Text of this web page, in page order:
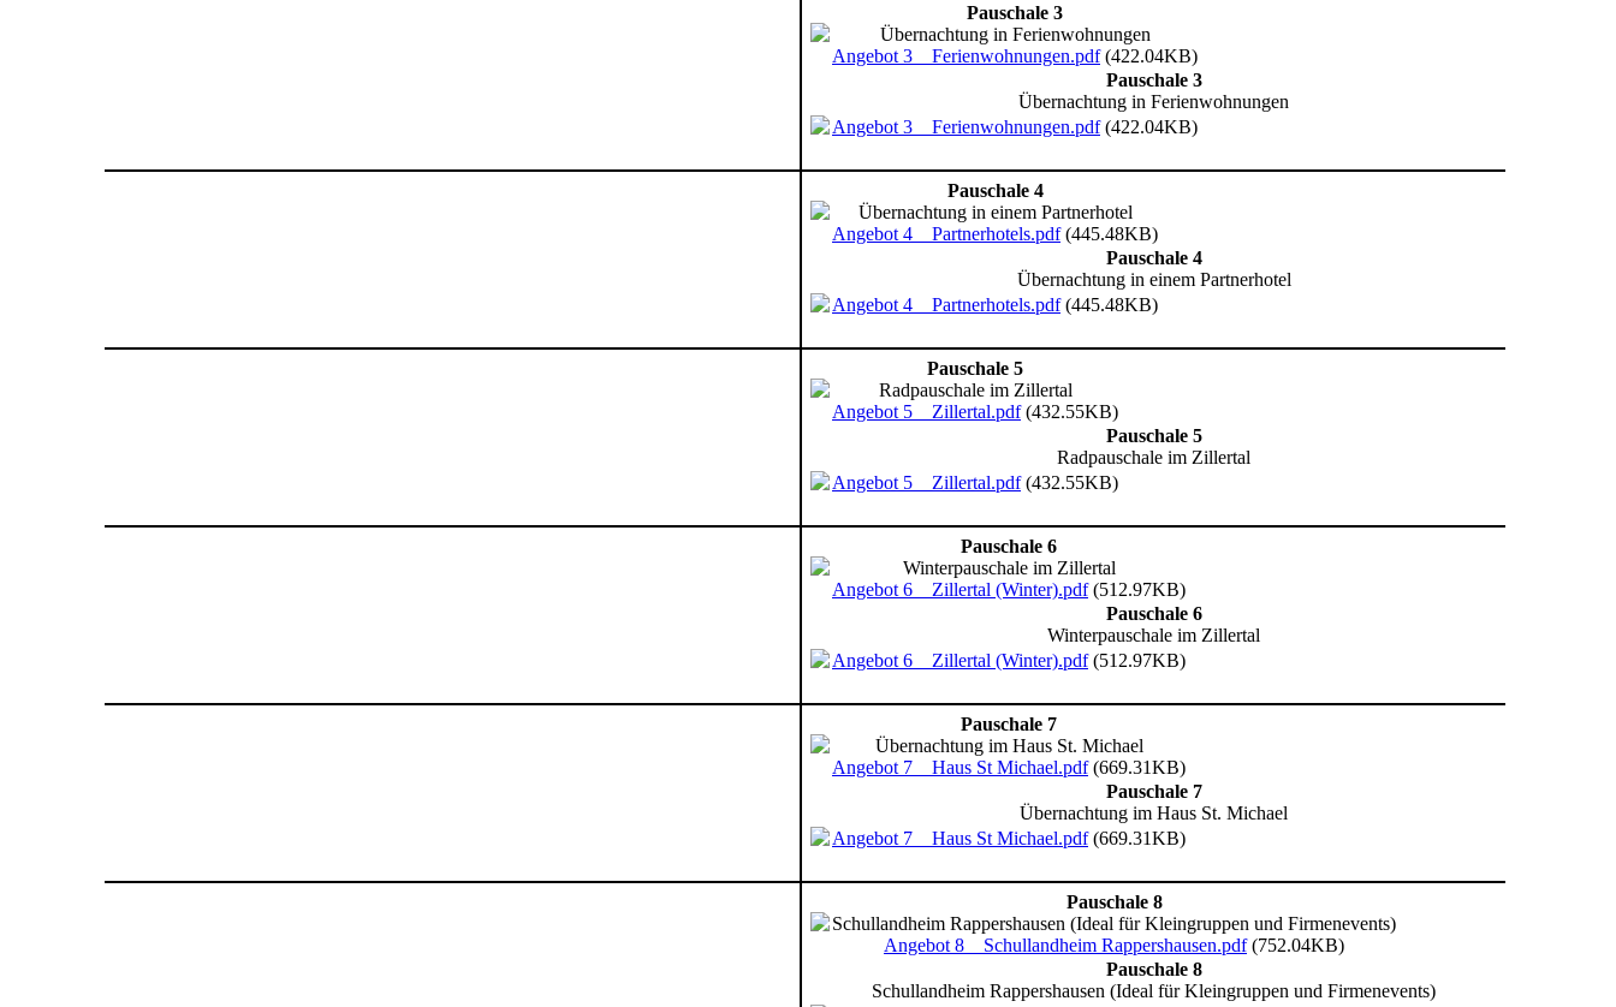
Pauschale 3
Übernachtung in Ferienwohnungen
Angebot 3 _ Ferienwohnungen.pdf(422.04KB)
Pauschale 3
Übernachtung in Ferienwohnungen
Angebot 3 _ Ferienwohnungen.pdf(422.04KB)
Pauschale 4
Übernachtung in einem Partnerhotel
Angebot 4 _ Partnerhotels.pdf(445.48KB)
Pauschale 4
Übernachtung in einem Partnerhotel
Angebot 4 _ Partnerhotels.pdf(445.48KB)
Pauschale 5
Radpauschale im Zillertal
Angebot 5 _ Zillertal.pdf(432.55KB)
Pauschale 5
Radpauschale im Zillertal
Angebot 5 _ Zillertal.pdf(432.55KB)
Pauschale 6
Winterpauschale im Zillertal
Angebot 6 _ Zillertal (Winter).pdf(512.97KB)
Pauschale 6
Winterpauschale im Zillertal
Angebot 6 _ Zillertal (Winter).pdf(512.97KB)
Pauschale 7
Übernachtung im Haus St. Michael
Angebot 7 _ Haus St Michael.pdf(669.31KB)
Pauschale 7
Übernachtung im Haus St. Michael
Angebot 7 _ Haus St Michael.pdf(669.31KB)
Pauschale 8
Schullandheim Rappershausen (Ideal für Kleingruppen und Firmenevents)
Angebot 8 _ Schullandheim Rappershausen.pdf(752.04KB)
Pauschale 8
Schullandheim Rappershausen (Ideal für Kleingruppen und Firmenevents)